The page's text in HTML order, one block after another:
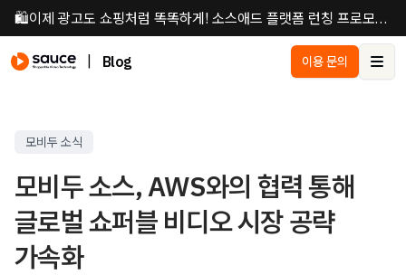
🛍️이제 광고도 쇼핑처럼 똑똑하게! 소스애드 플랫폼 런칭 프로모션 진행 중🛍️
Blog 이용 문의
모비두 소식
모비두 소스, AWS와의 협력 통해
글로벌 쇼퍼블 비디오 시장 공략
가속화